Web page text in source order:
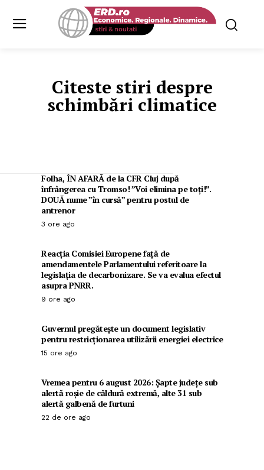
Citeste stiri despre
schimbări climatice
Folha, ÎN AFARĂ de la CFR Cluj după
înfrângerea cu Tromso! ”Voi elimina pe toți!”.
DOUĂ nume ”în cursă” pentru postul de
antrenor
3 ore ago
Reacția Comisiei Europene față de
amendamentele Parlamentului referitoare la
legislația de decarbonizare. Se va evalua efectul
asupra PNRR.
9 ore ago
Guvernul pregătește un document legislativ
pentru restricționarea utilizării energiei electrice
15 ore ago
Vremea pentru 6 august 2026: Șapte județe sub
alertă roșie de căldură extremă, alte 31 sub
alertă galbenă de furtuni
22 de ore ago